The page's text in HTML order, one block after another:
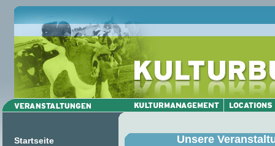
Startseite
Unsere